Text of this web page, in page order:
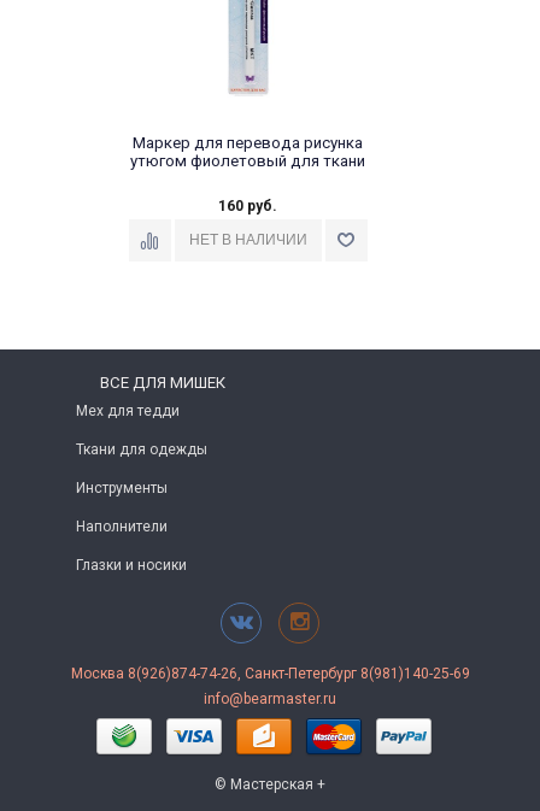
Маркер для перевода рисунка
утюгом фиолетовый для ткани
160 руб.
ВСЕ ДЛЯ МИШЕК
Мех для тедди
Ткани для одежды
Инструменты
Наполнители
Глазки и носики
Москва 8(926)874-74-26, Санкт-Петербург 8(981)140-25-69
info@bearmaster.ru
© Мастерская +